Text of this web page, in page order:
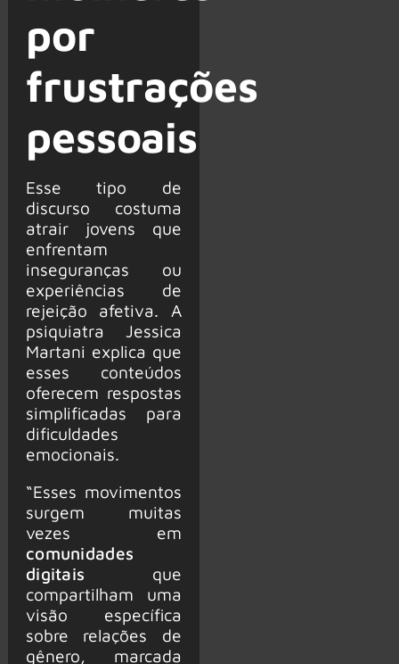
por
frustrações
pessoais
Esse tipo de
discurso costuma
atrair jovens que
enfrentam
inseguranças ou
experiências de
rejeição afetiva. A
psiquiatra Jessica
Martani explica que
esses conteúdos
oferecem respostas
simplificadas para
dificuldades
emocionais.
“Esses movimentos
surgem muitas
vezes em
comunidades
digitais que
compartilham uma
visão específica
sobre relações de
gênero, marcada